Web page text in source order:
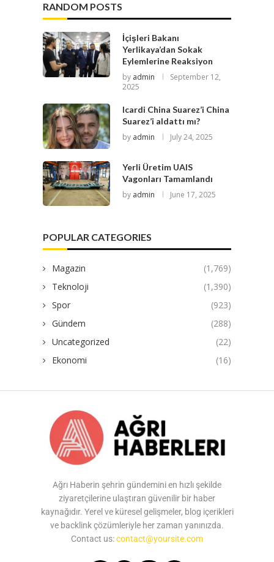
RANDOM POSTS
İçişleri Bakanı
Yerlikaya’dan Sokak
Eylemlerine Reaksiyon
by admin
September 12,
2025
Icardi China Suarez’i China
Suarez’i aldattı mı?
by admin July 24, 2025
Yerli Üretim UAIS
Vagonları Tamamlandı
by admin June 17, 2025
POPULAR CATEGORIES
Magazin
(1,769)
Teknoloji
(1,390)
Spor
(923)
Gündem
(288)
Uncategorized
(22)
Ekonomi
(16)
Ağrı Haberin şehrin gündemini en hızlı şekilde
ziyaretçilerine ulaştıran güvenilir bir haber
kaynağıdır. Yerel ve küresel gelişmeler, blog içerikleri
ve backlink çözümleriyle her zaman yanınızda.
Contact us:contact@yoursite.com